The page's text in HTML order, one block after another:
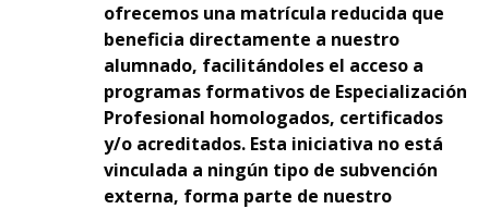
ofrecemos una matrícula reducida que
beneficia directamente a nuestro
alumnado, facilitándoles el acceso a
programas formativos de Especialización
Profesional homologados, certificados
y/o acreditados. Esta iniciativa no está
vinculada a ningún tipo de subvención
externa, forma parte de nuestro